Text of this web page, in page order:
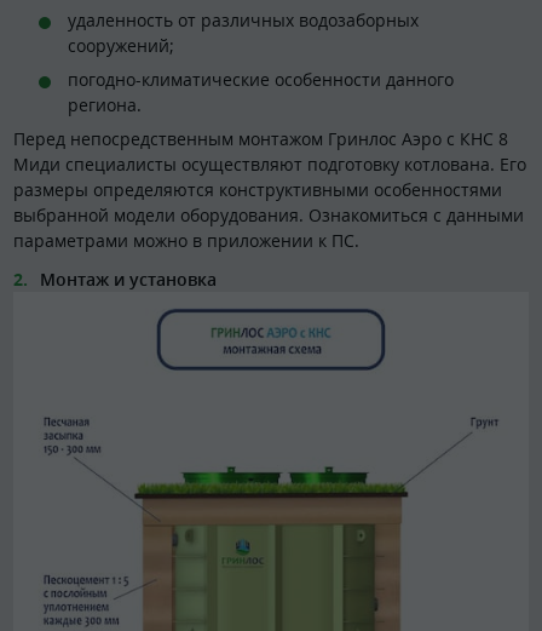
удаленность от различных водозаборных
сооружений;
погодно-климатические особенности данного
региона.
Перед непосредственным монтажом Гринлос Аэро с КНС 8
Миди специалисты осуществляют подготовку котлована. Его
размеры определяются конструктивными особенностями
выбранной модели оборудования. Ознакомиться с данными
параметрами можно в приложении к ПС.
Монтаж и установка